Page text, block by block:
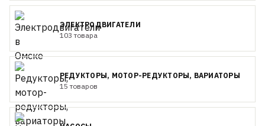
ЭЛЕКТРОДВИГАТЕЛИ
103 товара
РЕДУКТОРЫ, МОТОР-РЕДУКТОРЫ, ВАРИАТОРЫ
15 товаров